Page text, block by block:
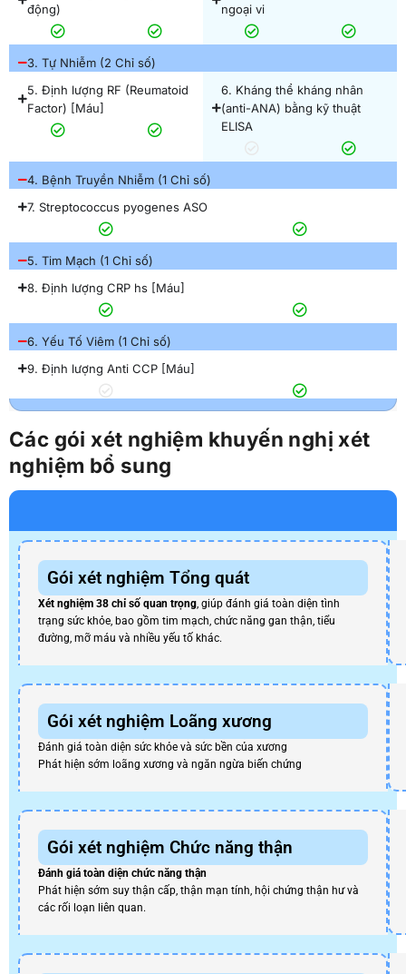
động)
ngoại vi
3. Tự Nhiễm (2 Chỉ số)
5. Định lượng RF (Reumatoid
Factor) [Máu]
6. Kháng thể kháng nhân
(anti-ANA) bằng kỹ thuật
ELISA
4. Bệnh Truyền Nhiễm (1 Chỉ số)
7. Streptococcus pyogenes ASO
5. Tim Mạch (1 Chỉ số)
8. Định lượng CRP hs [Máu]
6. Yếu Tố Viêm (1 Chỉ số)
9. Định lượng Anti CCP [Máu]
Các gói xét nghiệm khuyến nghị xét
nghiệm bổ sung
Gói xét nghiệm Tổng quát
Xét nghiệm 38 chỉ số quan trọng, giúp đánh giá toàn diện tình
trạng sức khỏe, bao gồm tim mạch, chức năng gan thận, tiểu
đường, mỡ máu và nhiều yếu tố khác.
Gói xét nghiệm Loãng xương
Đánh giá toàn diện sức khỏe và sức bền của xương
Phát hiện sớm loãng xương và ngăn ngừa biến chứng
Gói xét nghiệm Chức năng thận
Đánh giá toàn diện chức năng thận
Phát hiện sớm suy thận cấp, thận mạn tính, hội chứng thận hư và
các rối loạn liên quan.